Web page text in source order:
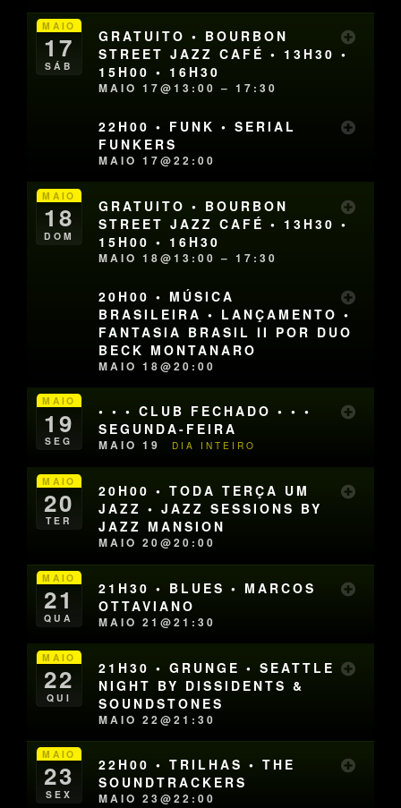
MAIO
17
SÁB
GRATUITO • BOURBON
STREET JAZZ CAFÉ • 13H30 •
15H00 • 16H30
MAIO 17@13:00 – 17:30
22H00 • FUNK • SERIAL
FUNKERS
MAIO 17@22:00
MAIO
18
DOM
GRATUITO • BOURBON
STREET JAZZ CAFÉ • 13H30 •
15H00 • 16H30
MAIO 18@13:00 – 17:30
20H00 • MÚSICA
BRASILEIRA • LANÇAMENTO •
FANTASIA BRASIL II POR DUO
BECK MONTANARO
MAIO 18@20:00
MAIO
19
SEG
• • • CLUB FECHADO • • •
SEGUNDA-FEIRA
MAIO 19 DIA INTEIRO
MAIO
20
TER
20H00 • TODA TERÇA UM
JAZZ • JAZZ SESSIONS BY
JAZZ MANSION
MAIO 20@20:00
MAIO
21
QUA
21H30 • BLUES • MARCOS
OTTAVIANO
MAIO 21@21:30
MAIO
22
QUI
21H30 • GRUNGE • SEATTLE
NIGHT BY DISSIDENTS &
SOUNDSTONES
MAIO 22@21:30
MAIO
23
SEX
22H00 • TRILHAS • THE
SOUNDTRACKERS
MAIO 23@22:00